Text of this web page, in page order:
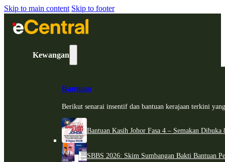
Skip to main content Skip to footer
Kewangan
Bantuan
Berikut senarai insentif dan bantuan kerajaan terkini
Bantuan Kasih Johor Fasa 4 – Semakan
SBBS 2026: Skim Sumbangan Bakti Bantuan